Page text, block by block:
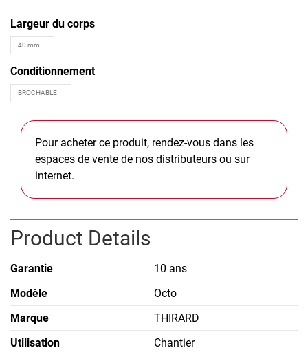
Largeur du corps
Conditionnement
Pour acheter ce produit, rendez-vous dans les
espaces de vente de nos distributeurs ou sur
internet.
Product Details
Garantie
10 ans
Modèle
Octo
Marque
THIRARD
Utilisation
Chantier